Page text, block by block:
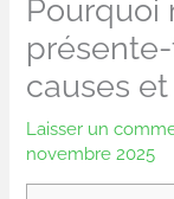
Pourquoi
causes
Laisser un
novembre 2025